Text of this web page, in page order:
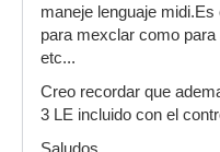
maneje lenguaje
para mexclar como
etc...
Creo recordar que
3 LE incluido con el